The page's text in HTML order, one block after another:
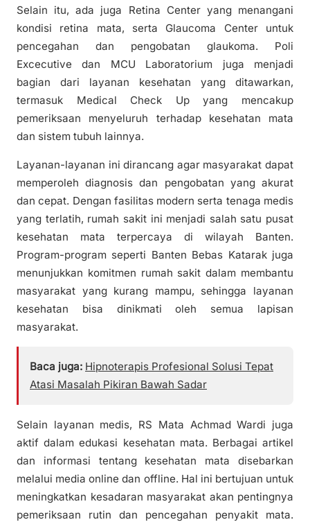
Selain itu, ada juga Retina Center yang menangani
kondisi retina mata, serta Glaucoma Center untuk
pencegahan dan pengobatan glaukoma. Poli
Excecutive dan MCU Laboratorium juga menjadi
bagian dari layanan kesehatan yang ditawarkan,
termasuk Medical Check Up yang mencakup
pemeriksaan menyeluruh terhadap kesehatan mata
dan sistem tubuh lainnya.
Layanan-layanan ini dirancang agar masyarakat dapat
memperoleh diagnosis dan pengobatan yang akurat
dan cepat. Dengan fasilitas modern serta tenaga medis
yang terlatih, rumah sakit ini menjadi salah satu pusat
kesehatan mata terpercaya di wilayah Banten.
Program-program seperti Banten Bebas Katarak juga
menunjukkan komitmen rumah sakit dalam membantu
masyarakat yang kurang mampu, sehingga layanan
kesehatan bisa dinikmati oleh semua lapisan
masyarakat.
Baca juga: Hipnoterapis Profesional Solusi Tepat
Atasi Masalah Pikiran Bawah Sadar
Selain layanan medis, RS Mata Achmad Wardi juga
aktif dalam edukasi kesehatan mata. Berbagai artikel
dan informasi tentang kesehatan mata disebarkan
melalui media online dan offline. Hal ini bertujuan untuk
meningkatkan kesadaran masyarakat akan pentingnya
pemeriksaan rutin dan pencegahan penyakit mata.